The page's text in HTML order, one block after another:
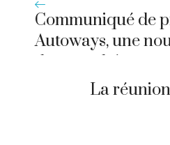
Communiqué de
Autoways, une
des marchés
La